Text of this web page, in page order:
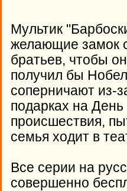
Мультик
желающие замок
братьев, чтобы
получил бы
соперничают из-
подарках на
происшествия,
семья ходит в
Все серии на
совершенно